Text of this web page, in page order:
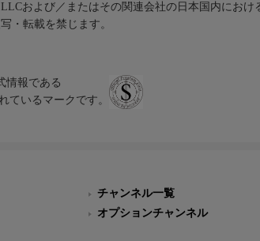
および／またはその関連会社の日本国内におけ
・転載を禁じます。
情報である
ているマークです。
チャンネル一覧
オプションチャンネル